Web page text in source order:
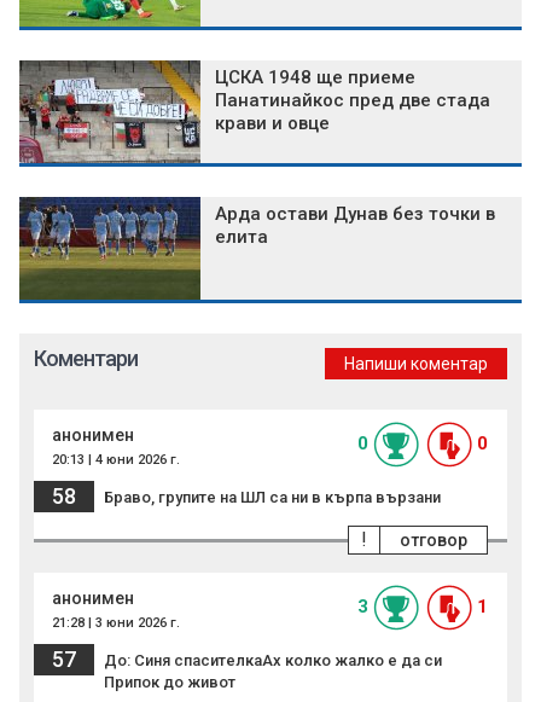
ЦСКА 1948 ще приеме
Панатинайкос пред две стада
крави и овце
Арда остави Дунав без точки в
елита
Коментари Напиши коментар
анонимен
20:13 | 4 юни 2026 г.
0 0
58 Браво, групите на ШЛ са ни в кърпа вързани
отговор
!
анонимен
21:28 | 3 юни 2026 г.
3 1
57
До: Синя спасителкаАх колко жалко е да си
Припок до живот